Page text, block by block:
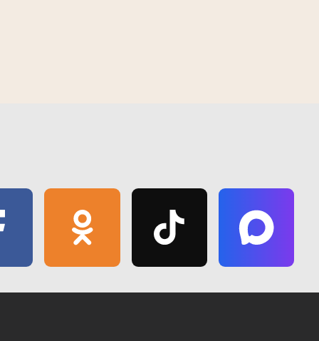
ў Светлагорскім
чалавекі, сярод